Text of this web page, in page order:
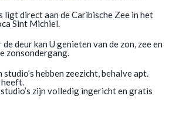
ligt direct aan de Caribische Zee in het
Sint Michiel.
deur kan U genieten van de zon, zee en
zonsondergang.
hebben zeezicht, behalve apt.
zijn volledig ingericht en gratis